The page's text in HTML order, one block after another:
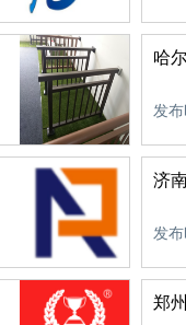
哈
发
济
发
郑